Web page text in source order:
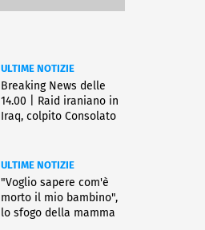
ULTIME NOTIZIE
Breaking News delle
14.00 | Raid iraniano in
Iraq, colpito Consolato
ULTIME NOTIZIE
"Voglio sapere com'è
morto il mio bambino",
lo sfogo della mamma